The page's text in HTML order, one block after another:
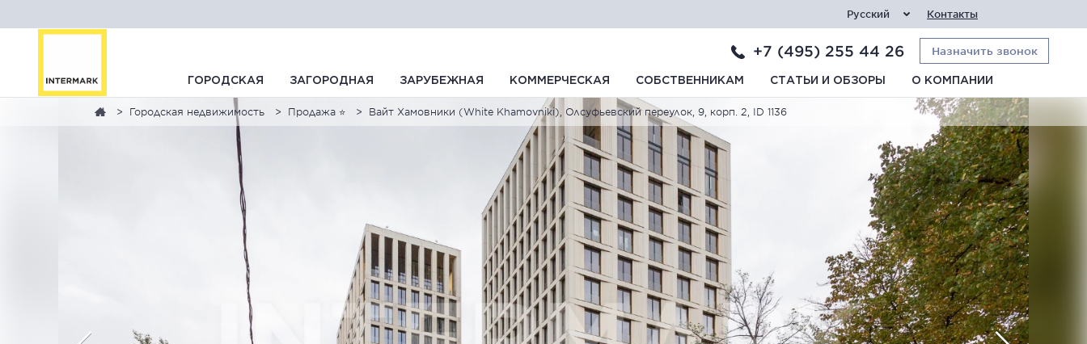
Русский Контакты
+7 (495) 255 44 26 Назначить звонок
ГОРОДСКАЯ ЗАГОРОДНАЯ ЗАРУБЕЖНАЯ КОММЕРЧЕСКАЯ СОБСТВЕННИКАМ СТАТЬИ И ОБЗОРЫ О КОМПАНИИ
Городская недвижимость Продажа ⭐ Вайт Хамовники (White Khamovniki), Олсуфьевский переулок, 9, корп. 2, ID 1136